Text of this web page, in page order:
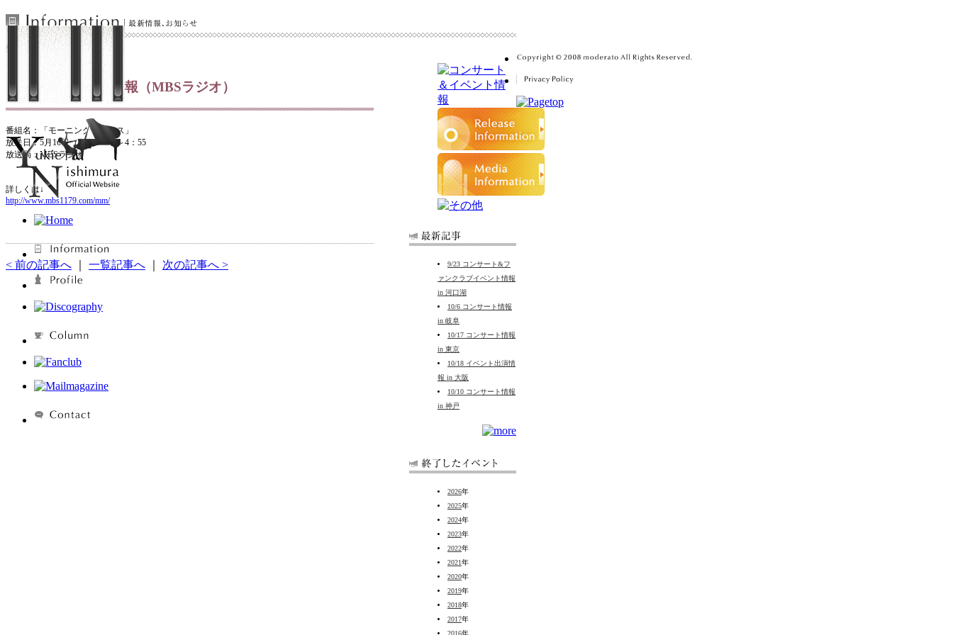
5/16 ラジオ出演情報（MBSラジオ）
番組名：「モーニングミックス」
放送日：5月16日（金）4：00～4：55
放送局：MBSラジオ
詳しくは↓
http://www.mbs1179.com/mm/
< 前の記事へ 一覧記事へ 次の記事へ >
9/23 コンサート&フ
ァンクラブイベント情報
in 河口湖
10/6 コンサート情報
in 岐阜
10/17 コンサート情報
in 東京
10/18 イベント出演情
報 in 大阪
10/10 コンサート情報
in 神戸
2026年
2025年
2024年
2023年
2022年
2021年
2020年
2019年
2018年
2017年
2016年